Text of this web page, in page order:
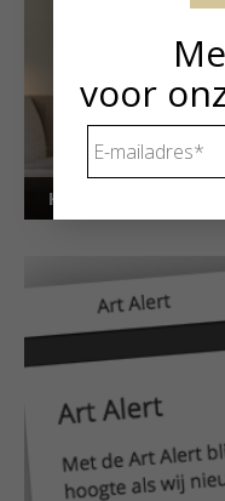
Kunstuitleen voor
voor
mailadres *